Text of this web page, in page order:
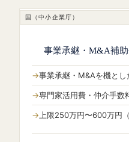
国（中小企業庁）
事業承継・M&A補助
事業承継・M&Aを機と
専門家活用費・仲介手数
上限250万円〜600万円